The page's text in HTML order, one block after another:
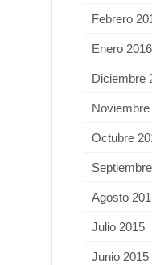
Febrero
Enero 2016
Diciembre
Noviembre
Octubre
Agosto
Julio 2015
Junio 2015